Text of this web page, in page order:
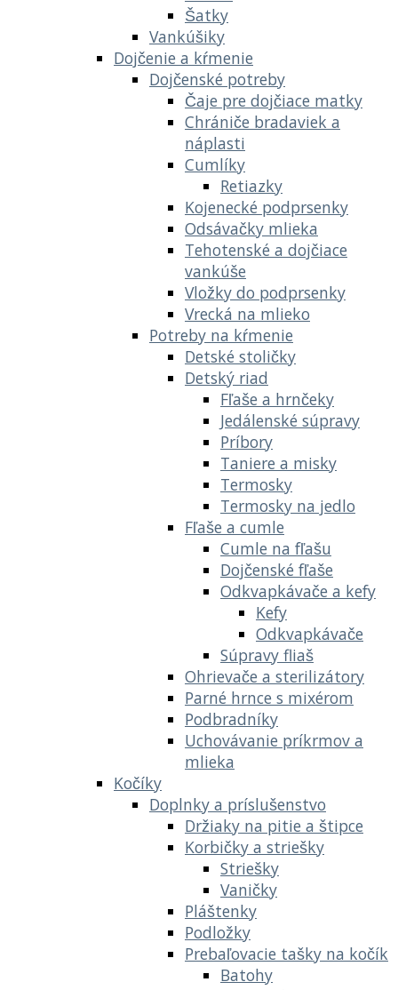
Šatky
Vankúšiky
Dojčenie a kŕmenie
Dojčenské potreby
Čaje pre dojčiace matky
Chrániče bradaviek a
náplasti
Cumlíky
Retiazky
Kojenecké podprsenky
Odsávačky mlieka
Tehotenské a dojčiace
vankúše
Vložky do podprsenky
Vrecká na mlieko
Potreby na kŕmenie
Detské stoličky
Detský riad
Fľaše a hrnčeky
Jedálenské súpravy
Príbory
Taniere a misky
Termosky
Termosky na jedlo
Fľaše a cumle
Cumle na fľašu
Dojčenské fľaše
Odkvapkávače a kefy
Kefy
Odkvapkávače
Súpravy fliaš
Ohrievače a sterilizátory
Parné hrnce s mixérom
Podbradníky
Uchovávanie príkrmov a
mlieka
Kočíky
Doplnky a príslušenstvo
Držiaky na pitie a štipce
Korbičky a striešky
Striešky
Vaničky
Pláštenky
Podložky
Prebaľovacie tašky na kočík
Batohy